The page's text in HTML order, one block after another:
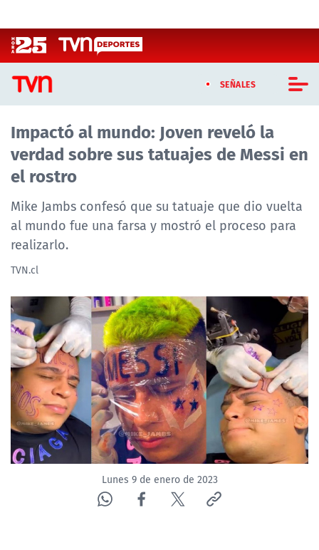
SEÑALES
CASTING MASTERCHEF CHILE
CASTING TVN VERTICAL
TVN VERTICAL
TVN PLAY
PROGRAMAS
TELESERIES
NTV
ACTUALIDAD Y TENDENCIAS
CORPORATIVO Y TRANSPARENCIA
CANAL DE DENUNCIAS
ÁREA DE PROYECTOS
Impactó al mundo: Joven reveló la
verdad sobre sus tatuajes de Messi en
el rostro
Mike Jambs confesó que su tatuaje que dio vuelta
al mundo fue una farsa y mostró el proceso para
realizarlo.
TVN.cl
Lunes 9 de enero de 2023